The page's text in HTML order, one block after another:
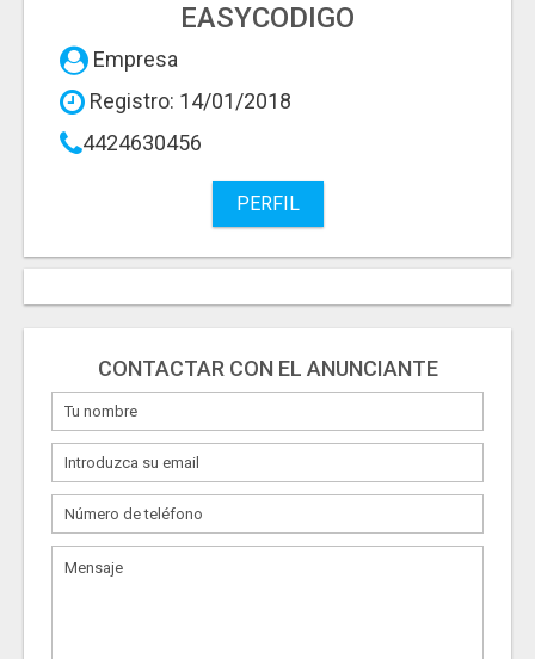
EASYCODIGO
Empresa
Registro: 14/01/2018
4424630456
PERFIL
CONTACTAR CON EL ANUNCIANTE